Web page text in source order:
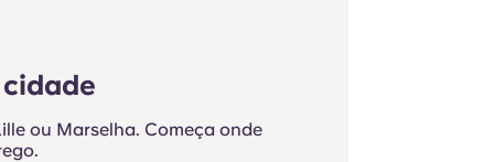
ou Marselha. Começa onde